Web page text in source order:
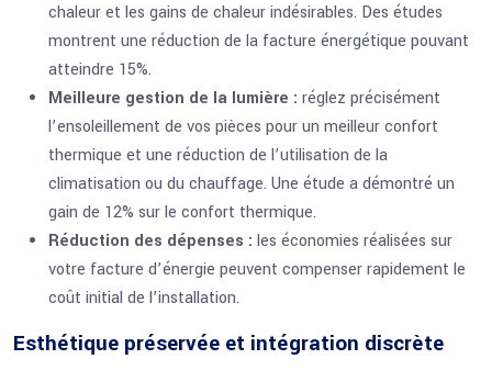
chaleur et les gains de chaleur indésirables. Des études
montrent une réduction de la facture énergétique pouvant
atteindre 15%.
Meilleure gestion de la lumière : réglez précisément
l’ensoleillement de vos pièces pour un meilleur confort
thermique et une réduction de l’utilisation de la
climatisation ou du chauffage. Une étude a démontré un
gain de 12% sur le confort thermique.
Réduction des dépenses : les économies réalisées sur
votre facture d’énergie peuvent compenser rapidement le
coût initial de l’installation.
Esthétique préservée et intégration discrète